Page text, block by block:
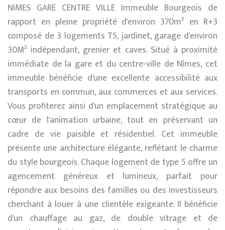
NIMES GARE CENTRE VILLE Immeuble Bourgeois de
rapport en pleine propriété d'environ 370m² en R+3
composé de 3 logements T5, jardinet, garage d'environ
30M² indépendant, grenier et caves. Situé à proximité
immédiate de la gare et du centre-ville de Nîmes, cet
immeuble bénéficie d'une excellente accessibilité aux
transports en commun, aux commerces et aux services.
Vous profiterez ainsi d'un emplacement stratégique au
cœur de l'animation urbaine, tout en préservant un
cadre de vie paisible et résidentiel. Cet immeuble
présente une architecture élégante, reflétant le charme
du style bourgeois. Chaque logement de type 5 offre un
agencement généreux et lumineux, parfait pour
répondre aux besoins des familles ou des investisseurs
cherchant à louer à une clientèle exigeante. Il bénéficie
d'un chauffage au gaz, de double vitrage et de